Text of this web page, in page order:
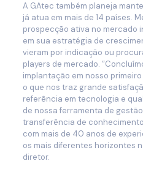
A GAtec também planeja
já atua em mais de 14 países.
prospecção ativa no mercado
em sua estratégia de
vieram por indicação ou
players de mercado.
implantação em nosso
o que nos traz grande
referência em tecnologia e
de nossa ferramenta de
transferência de
com mais de 40 anos de
os mais diferentes horizontes
diretor.